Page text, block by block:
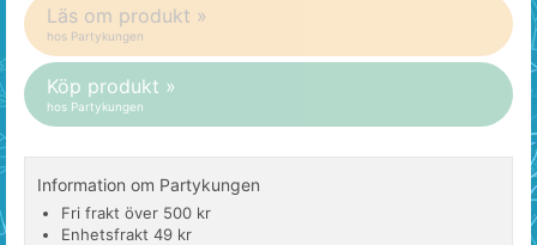
Läs om produkt »
hos Partykungen
Köp produkt »
hos Partykungen
Information om Partykungen
Fri frakt över 500 kr
Enhetsfrakt 49 kr